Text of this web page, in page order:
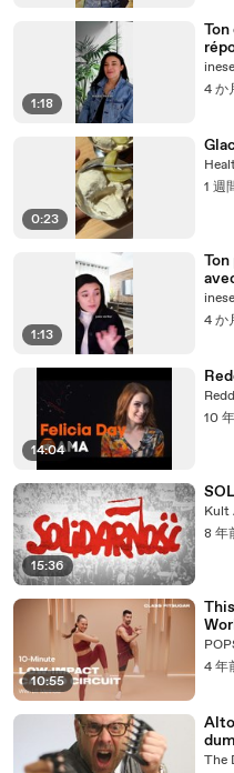
1:18
4 か
0:23
1 週
1:13
4 か
14:04
10
15:36
Kult
8 年
10:55
4 年
The